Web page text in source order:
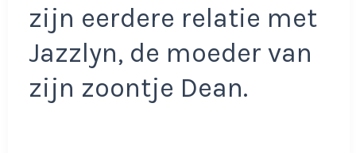
zijn eerdere relatie met
Jazzlyn, de moeder van
zijn zoontje Dean.